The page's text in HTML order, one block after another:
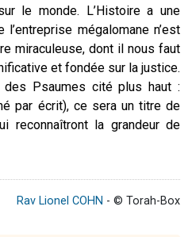
le monde. L’Histoire a une
mégalomane n’est
miraculeuse, dont il nous faut
et fondée sur la justice.
des Psaumes cité plus haut :
par écrit), ce sera un titre de
reconnaîtront la grandeur de
Rav Lionel COHN - © Torah-Box